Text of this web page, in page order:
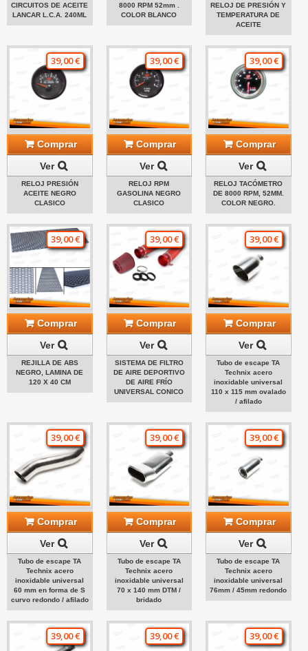
CIRCUITOS DE ACEITE
LANCAR L.C.A. 240ML
8000 RPM 52mm .
COLOR BLANCO
RELOJ DE PRESIÓN Y
TEMPERATURA DE
ACEITE
39,00 €
Comprar
Ver
RELOJ PRESIÓN
ACEITE NEGRO
CLASICO
39,00 €
Comprar
Ver
RELOJ RPM
GASOLINA NEGRO
CLASICO
39,00 €
Comprar
Ver
RELOJ TACÓMETRO
DE 8000 RPM, 52MM.
COLOR NEGRO.
39,00 €
Comprar
Ver
REJILLA DE ABS
NEGRO, LAMINA DE
120 X 40 CM
39,00 €
Comprar
Ver
SISTEMA DE FILTRO
DE AIRE DEPORTIVO
DE AIRE FRÍO
UNIVERSAL CONICO
39,00 €
Comprar
Ver
Tubo de escape TA
Technix acero
inoxidable universal
110 x 115 mm ovalado
/ afilado
39,00 €
Comprar
Ver
Tubo de escape TA
Technix acero
inoxidable universal
60 mm en forma de S
curvo redondo / afilado
39,00 €
Comprar
Ver
Tubo de escape TA
Technix acero
inoxidable universal
70 x 140 mm DTM /
bridado
39,00 €
Comprar
Ver
Tubo de escape TA
Technix acero
inoxidable universal
76mm / 45mm redondo
39,00 € 39,00 € 39,00 €